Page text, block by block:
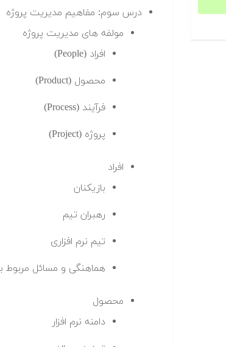
درس سوم: مفاهیم مدیریت پروژه
مولفه های مدیریت پروژه
افراد (People)
محصول (Product)
فرآیند (Process)
پروژه (Project)
افراد
بازیکنان
رهبران تیم
تیم نرم افزاری
هماهنگی و مسائل مربوط
محصول
دامنه نرم افزار